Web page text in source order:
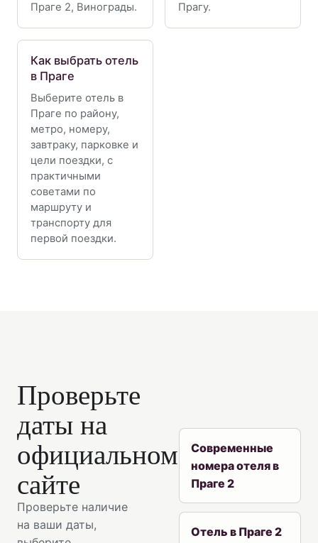
Праге 2, Винограды.
Прагу.
Как выбрать отель
в Праге
Выберите отель в
Праге по району,
метро, номеру,
завтраку, парковке и
цели поездки, с
практичными
советами по
маршруту и
транспорту для
первой поездки.
Проверьте
даты на
официальном
сайте
Проверьте наличие
на ваши даты,
Современные
номера отеля в
Праге 2
Отель в Праге 2